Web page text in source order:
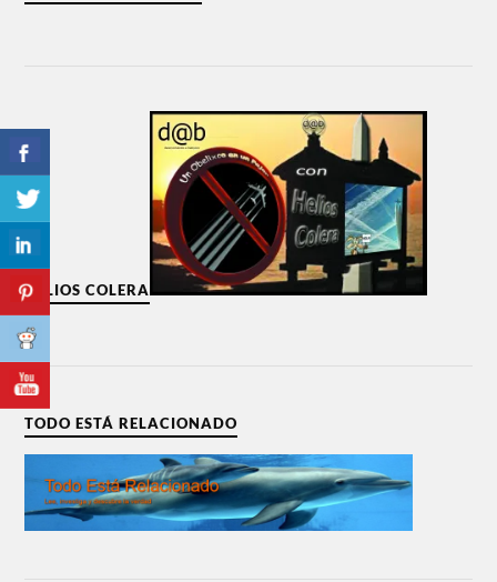
HELIOS COLERA
TODO ESTÁ RELACIONADO